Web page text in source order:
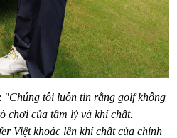
"Chúng tôi luôn tin rằng golf không
chơi của tâm lý và khí chất.
Việt khoác lên khí chất của chính